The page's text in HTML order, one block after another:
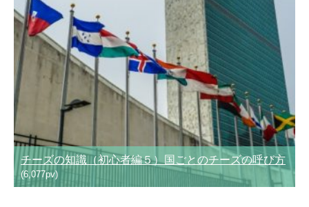
チーズの知識（初心者編５）国ごとのチーズの呼び方
(6,077pv)